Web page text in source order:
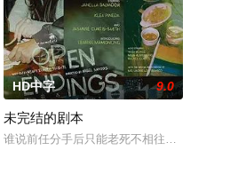
天的著名画家。假扮成身败名裂意大利贵
HD中字 9.0
未完结的剧本
谁说前任分手后只能老死不相往来？在这